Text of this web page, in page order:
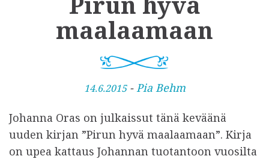
maalaamaan
J
l
k
a
14.6.2015-Pia Behm
Johanna Oras on julkaissut tänä keväänä
uuden kirjan ”Pirun hyvä maalaamaan”. Kirja
on upea kattaus Johannan tuotantoon vuosilta